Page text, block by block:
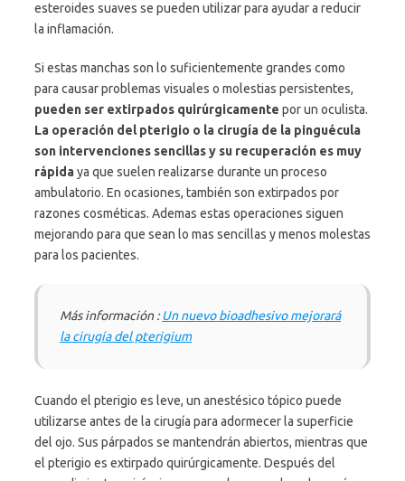
esteroides suaves se pueden utilizar para ayudar a reducir
la inflamación.
Si estas manchas son lo suficientemente grandes como
para causar problemas visuales o molestias persistentes,
pueden ser extirpados quirúrgicamente por un oculista.
La operación del pterigio o la cirugía de la pinguécula
son intervenciones sencillasy su recuperación es muy
rápidaya que suelen realizarse durante un proceso
ambulatorio. En ocasiones, también son extirpados por
razones cosméticas. Ademas estas operaciones siguen
mejorando para que sean lo mas sencillas y menos molestas
para los pacientes.
Más información :Un nuevo bioadhesivo mejorará
la cirugía del pterigium
Cuando el pterigio es leve, un anestésico tópico puede
utilizarse antes de la cirugía para adormecer la superficie
del ojo. Sus párpados se mantendrán abiertos, mientras que
el pterigio es extirpado quirúrgicamente. Después del